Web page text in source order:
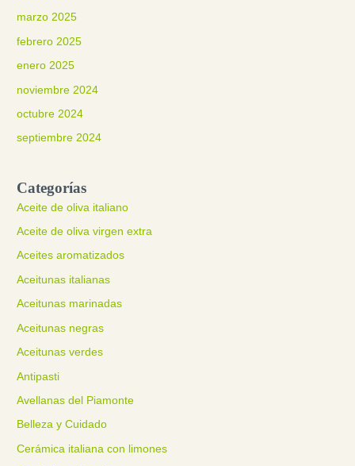
marzo 2025
febrero 2025
enero 2025
noviembre 2024
octubre 2024
septiembre 2024
Categorías
Aceite de oliva italiano
Aceite de oliva virgen extra
Aceites aromatizados
Aceitunas italianas
Aceitunas marinadas
Aceitunas negras
Aceitunas verdes
Antipasti
Avellanas del Piamonte
Belleza y Cuidado
Cerámica italiana con limones